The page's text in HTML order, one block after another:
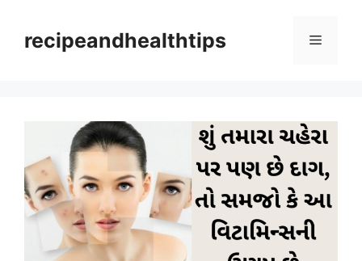
contentrecipeandhealthtips Menu